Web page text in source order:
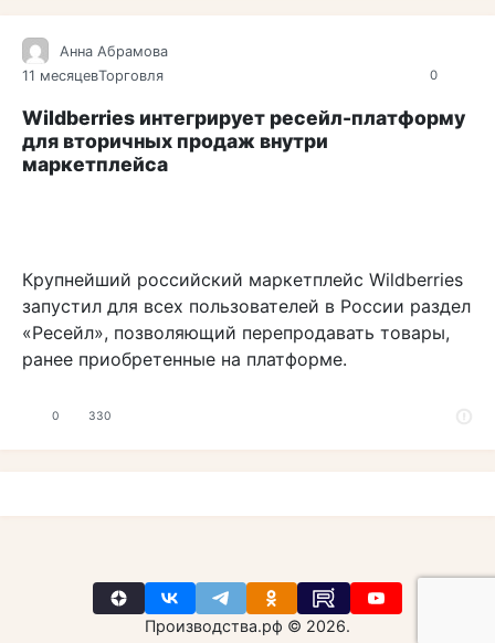
0
Анна Абрамова
11 месяцевТорговля
Wildberries интегрирует ресейл-платформу
для вторичных продаж внутри
маркетплейса
Крупнейший российский маркетплейс Wildberries
запустил для всех пользователей в России раздел
«Ресейл», позволяющий перепродавать товары,
ранее приобретенные на платформе.
0 330
Производства.рф © 2026.